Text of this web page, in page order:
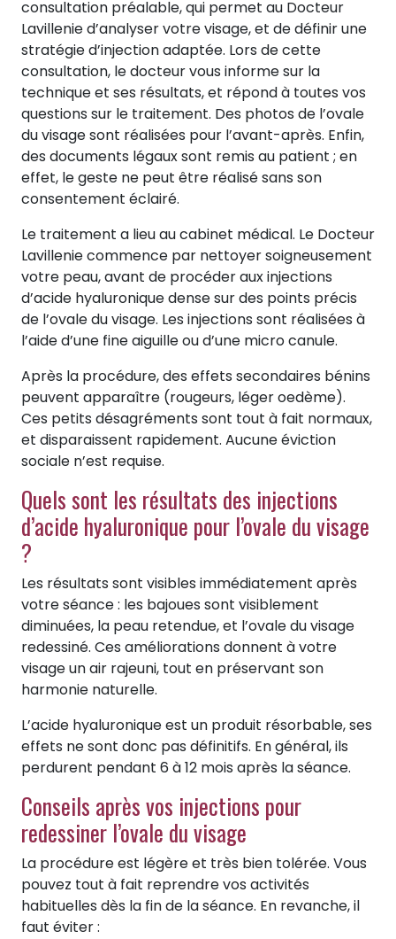
consultation préalable, qui permet au Docteur
Lavillenie d’analyser votre visage, et de définir une
stratégie d’injection adaptée. Lors de cette
consultation, le docteur vous informe sur la
technique et ses résultats, et répond à toutes vos
questions sur le traitement. Des photos de l’ovale
du visage sont réalisées pour l’avant-après. Enfin,
des documents légaux sont remis au patient ; en
effet, le geste ne peut être réalisé sans son
consentement éclairé.
Le traitement a lieu au cabinet médical. Le Docteur
Lavillenie commence par nettoyer soigneusement
votre peau, avant de procéder aux injections
d’acide hyaluronique dense sur des points précis
de l’ovale du visage. Les injections sont réalisées à
l’aide d’une fine aiguille ou d’une micro canule.
Après la procédure, des effets secondaires bénins
peuvent apparaître (rougeurs, léger oedème).
Ces petits désagréments sont tout à fait normaux,
et disparaissent rapidement. Aucune éviction
sociale n’est requise.
Quels sont les résultats des injections
d’acide hyaluronique pour l’ovale du visage
?
Les résultats sont visibles immédiatement après
votre séance : les bajoues sont visiblement
diminuées, la peau retendue, et l’ovale du visage
redessiné. Ces améliorations donnent à votre
visage un air rajeuni, tout en préservant son
harmonie naturelle.
L’acide hyaluronique est un produit résorbable, ses
effets ne sont donc pas définitifs. En général, ils
perdurent pendant 6 à 12 mois après la séance.
Conseils après vos injections pour
redessiner l’ovale du visage
La procédure est légère et très bien tolérée. Vous
pouvez tout à fait reprendre vos activités
habituelles dès la fin de la séance. En revanche, il
faut éviter :